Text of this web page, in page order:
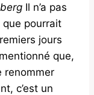
Il n’a pas
que pourrait
jours
que,
renommer
c’est un